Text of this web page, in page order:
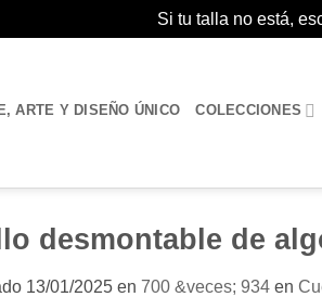
Si tu talla no está,
ARTE Y DISEÑO ÚNICO COLECCIONES
desmontable de
13/01/2025 en 700 &veces; 934 en